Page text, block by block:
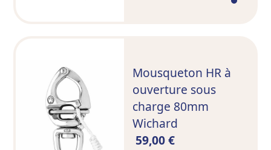
Mousqueton HR à
ouverture sous
charge 80mm
Wichard
59,00 €